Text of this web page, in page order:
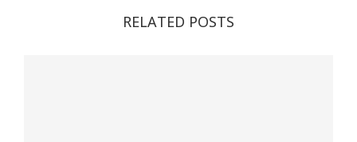
RELATED POSTS